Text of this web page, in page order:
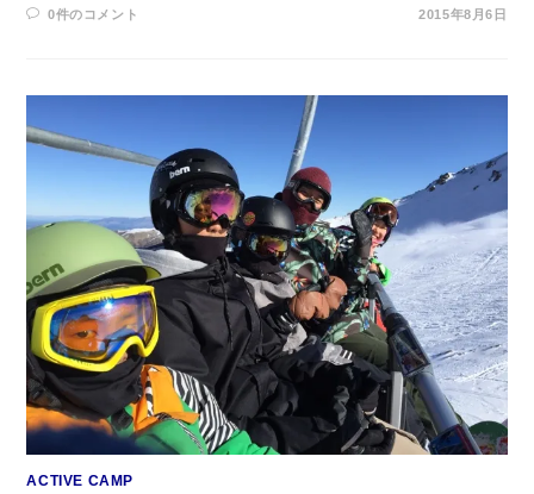
0件のコメント 2015年8月6日
ACTIVE CAMP